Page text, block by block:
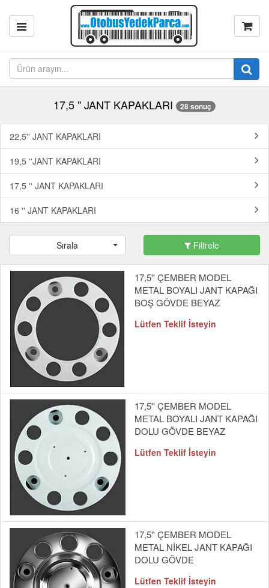
17,5 '' JANT KAPAKLARI 28 sonuç
22,5'' JANT KAPAKLARI
19,5 ''JANT KAPAKLARI
17,5 '' JANT KAPAKLARI
16 '' JANT KAPAKLARI
Sırala Filtrele
17,5'' ÇEMBER MODEL
METAL BOYALI JANT KAPAĞI
BOŞ GÖVDE BEYAZ
Lütfen Teklif İsteyin
17,5'' ÇEMBER MODEL
METAL BOYALI JANT KAPAĞI
DOLU GÖVDE BEYAZ
Lütfen Teklif İsteyin
17,5'' ÇEMBER MODEL
METAL NİKEL JANT KAPAĞI
DOLU GÖVDE
Lütfen Teklif İsteyin